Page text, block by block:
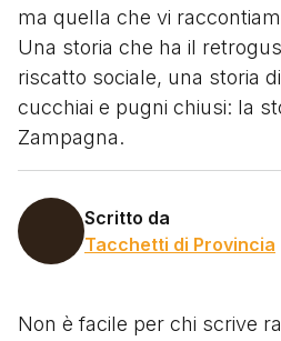
ma quella che vi
Una storia che ha il
riscatto sociale, una storia
cucchiai e pugni chiusi: la
Zampagna.
Scritto da
Tacchetti di Provincia
Non è facile per chi scrive